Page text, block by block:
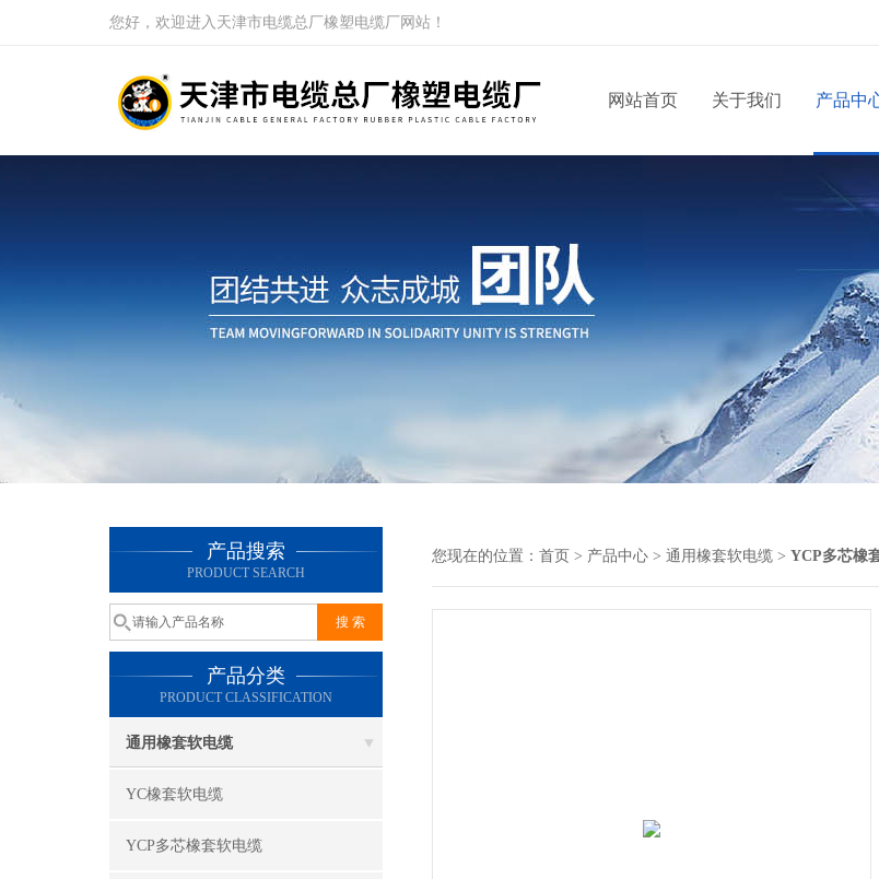
您好，欢迎进入天津市电缆总厂橡塑电缆厂网站！
网站首页 关于我们 产品中
产品搜索
PRODUCT SEARCH
产品分类
PRODUCT CLASSIFICATION
通用橡套软电缆
YC橡套软电缆
YCP多芯橡套软电缆
您现在的位置： 首页 > 产品中心 > 通用橡套软电缆 > YCP多芯橡